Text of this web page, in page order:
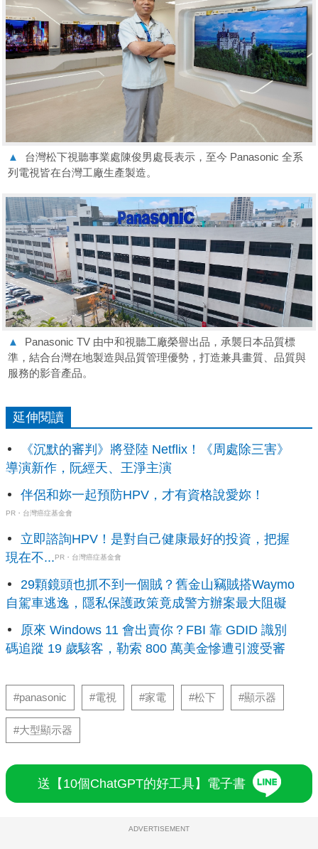
▲
台灣松下視聽事業處陳俊男處長表示，至今 Panasonic 全系
列電視皆在台灣工廠生產製造。
▲
Panasonic TV 由中和視聽工廠榮譽出品，承襲日本品質標
準，結合台灣在地製造與品質管理優勢，打造兼具畫質、品質與
服務的影音產品。
延伸閱讀
《沉默的審判》將登陸 Netflix！《周處除三害》
導演新作，阮經天、王淨主演
伴侶和妳一起預防HPV，才有資格說愛妳！
PR・台灣癌症基金會
立即諮詢HPV！是對自己健康最好的投資，把握
現在不...PR・台灣癌症基金會
29顆鏡頭也抓不到一個賊？舊金山竊賊搭Waymo
自駕車逃逸，隱私保護政策竟成警方辦案最大阻礙
原來 Windows 11 會出賣你？FBI 靠 GDID 識別
碼追蹤 19 歲駭客，勒索 800 萬美金慘遭引渡受審
#panasonic #電視 #家電 #松下 #顯示器
#大型顯示器
送【10個ChatGPT的好工具】電子書
ADVERTISEMENT